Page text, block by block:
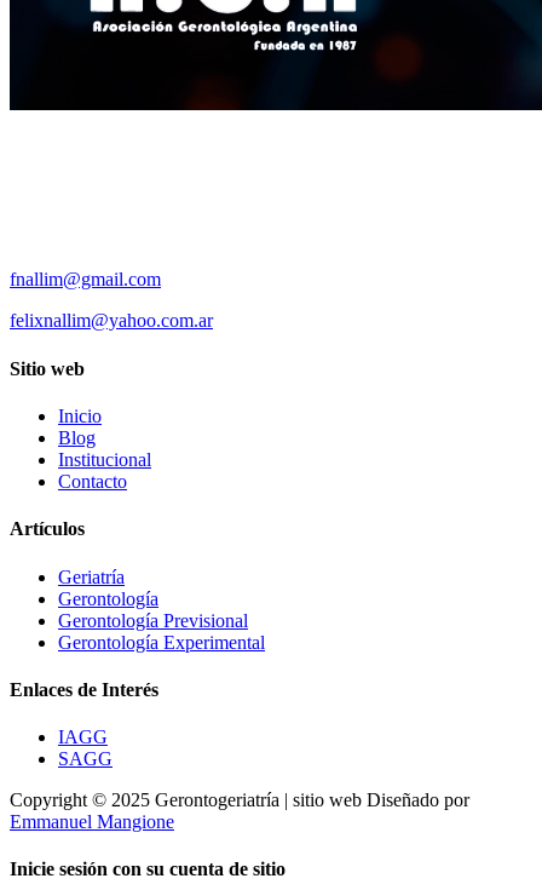
fnallim@gmail.com
felixnallim@yahoo.com.ar
Sitio web
Inicio
Blog
Institucional
Contacto
Artículos
Geriatría
Gerontología
Gerontología Previsional
Gerontología Experimental
Enlaces de Interés
IAGG
SAGG
Copyright © 2025 Gerontogeriatría | sitio web Diseñado por
Emmanuel Mangione
Inicie sesión con su cuenta de sitio